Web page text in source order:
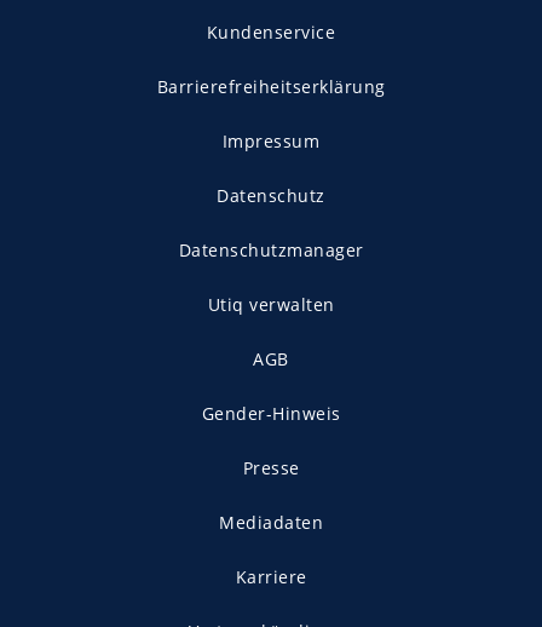
Kundenservice
Barrierefreiheitserklärung
Impressum
Datenschutz
Datenschutzmanager
Utiq verwalten
AGB
Gender-Hinweis
Presse
Mediadaten
Karriere